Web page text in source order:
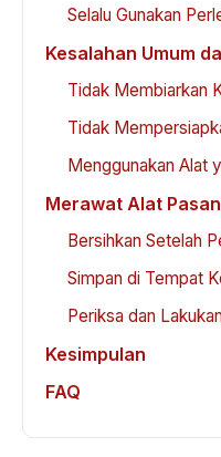
Selalu Gunakan
Kesalahan Umum
Tidak Membiarkan
Tidak
Menggunakan Alat
Merawat Alat
Bersihkan Setelah
Simpan di Tempat
Periksa dan
Kesimpulan
FAQ